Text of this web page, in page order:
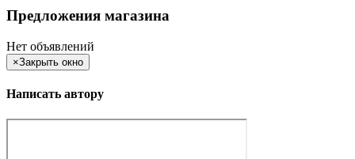
Предложения магазина
Нет объявлений
×Закрыть окно
Написать автору